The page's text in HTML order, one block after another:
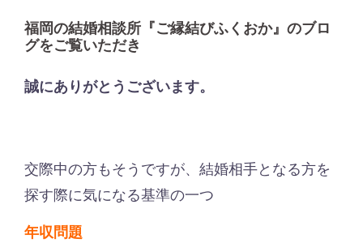
福岡の結婚相談所『ご縁結びふくおか』のブロ
グをご覧いただき
誠にありがとうございます。
交際中の方もそうですが、結婚相手となる方を
探す際に気になる基準の一つ
年収問題